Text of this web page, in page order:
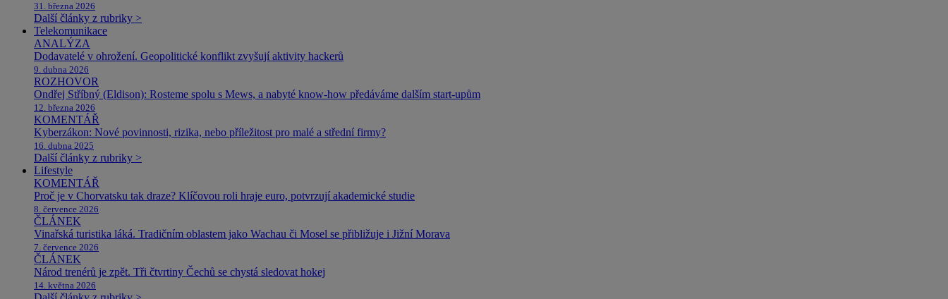
31. března 2026
Další články z rubriky >
Telekomunikace
ANALÝZA
Dodavatelé v ohrožení. Geopolitické konflikt zvyšují aktivity hackerů
9. dubna 2026
ROZHOVOR
Ondřej Stříbný (Eldison): Rosteme spolu s Mews, a nabyté know-how předáváme dalším start-upům
12. března 2026
KOMENTÁŘ
Kyberzákon: Nové povinnosti, rizika, nebo příležitost pro malé a střední firmy?
16. dubna 2025
Další články z rubriky >
Lifestyle
KOMENTÁŘ
Proč je v Chorvatsku tak draze? Klíčovou roli hraje euro, potvrzují akademické studie
8. července 2026
ČLÁNEK
Vinařská turistika láká. Tradičním oblastem jako Wachau či Mosel se přibližuje i Jižní Morava
7. července 2026
ČLÁNEK
Národ trenérů je zpět. Tři čtvrtiny Čechů se chystá sledovat hokej
14. května 2026